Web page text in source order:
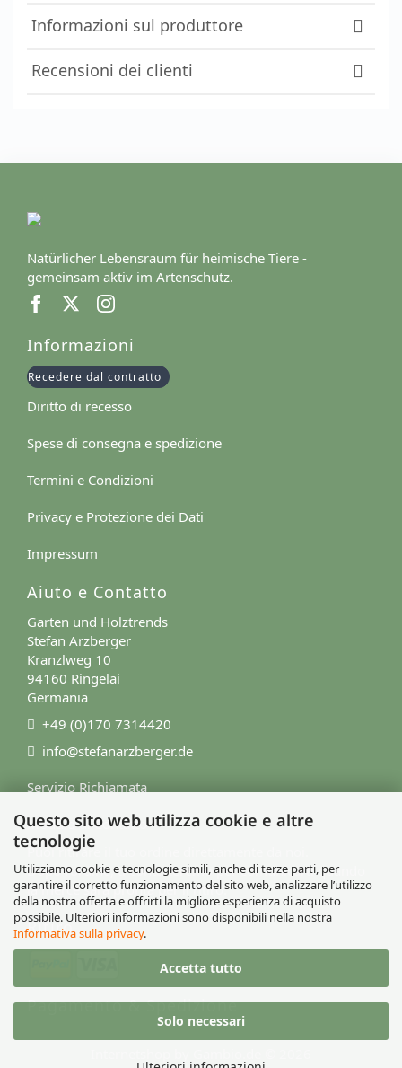
Questo sito web utilizza cookie e altre
tecnologie
Utilizziamo cookie e tecnologie simili, anche di terze parti, per
garantire il corretto funzionamento del sito web, analizzare l’utilizzo
della nostra offerta e offrirti la migliore esperienza di acquisto
possibile. Ulteriori informazioni sono disponibili nella nostra
Informativa sulla privacy.
Accetta tutto
Solo necessari
Informazioni sul produttore
Recensioni dei clienti
Natürlicher Lebensraum für heimische Tiere -
gemeinsam aktiv im Artenschutz.
Informazioni
Recedere dal contratto
Diritto di recesso
Spese di consegna e spedizione
Termini e Condizioni
Privacy e Protezione dei Dati
Impressum
Aiuto e Contatto
Garten und Holztrends
Stefan Arzberger
Kranzlweg 10
94160 Ringelai
Germania
+49 (0)170 7314420
info@stefanarzberger.de
Servizio Richiamata
Modulo di Contatto
Puoi ritirare il tuo ordine direttamente da noi.
Dopo l'ordine, ti contatteremo per comunicarti quando
la merce sarà pronta per il ritiro.
Ritiro
Pagamento & Spedizione